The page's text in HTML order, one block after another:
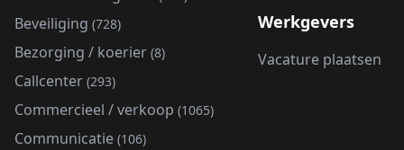
Beveiliging (728)
Bezorging / koerier (8)
Callcenter (293)
Commercieel / verkoop (1065)
Communicatie (106)
Werkgevers
Vacature plaatsen